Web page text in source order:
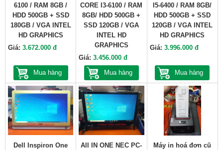
6100 / RAM 8GB /
HDD 500GB + SSD
180GB / VGA INTEL
HD GRAPHICS
Giá: 3.672.000 đ
Mua hàng
CORE I3-6100 / RAM
8GB/ HDD 500GB +
SSD 120GB / VGA
INTEL HD
GRAPHICS
Giá:3.456.000 đ
Mua hàng
I5-6400 / RAM 8GB/
HDD 500GB + SSD
120GB / VGA INTEL
HD GRAPHICS
Giá: 3.996.000 đ
Mua hàng
Dell Inspiron One
All IN ONE NEC PC-
Máy in hoá đơn cũ